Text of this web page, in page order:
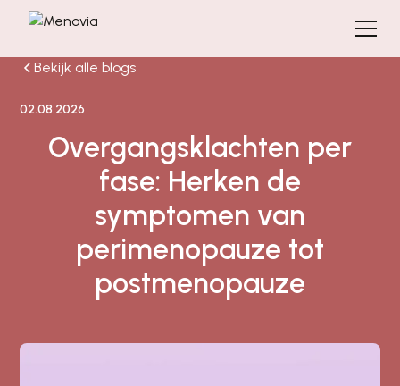
Bekijk alle blogs
02.08.2026
Overgangsklachten per
fase: Herken de
symptomen van
perimenopauze tot
postmenopauze